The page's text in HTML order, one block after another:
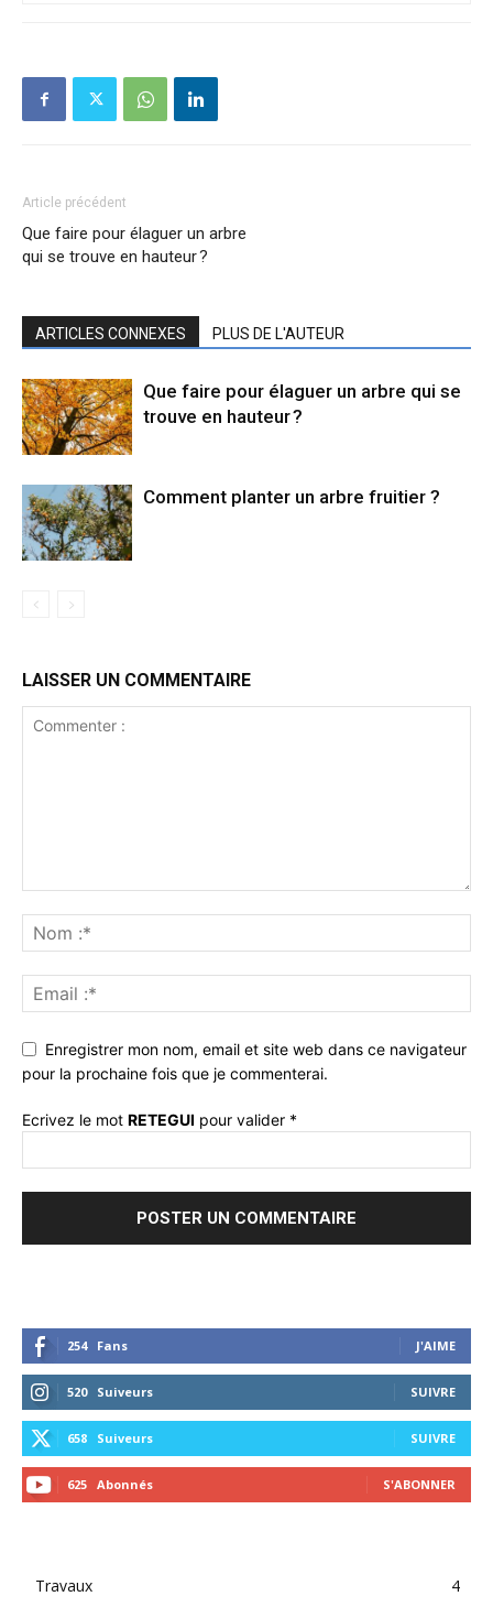
Article précédent
Que faire pour élaguer un arbre
qui se trouve en hauteur ?
ARTICLES CONNEXES PLUS DE L'AUTEUR
Que faire pour élaguer un arbre qui se
trouve en hauteur ?
Comment planter un arbre fruitier ?
LAISSER UN COMMENTAIRE
Enregistrer mon nom, email et site web dans ce navigateur
pour la prochaine fois que je commenterai.
Ecrivez le mot RETEGUI pour valider *
254 Fans J'AIME
520 Suiveurs SUIVRE
658 Suiveurs SUIVRE
625 Abonnés S'ABONNER
Travaux
4